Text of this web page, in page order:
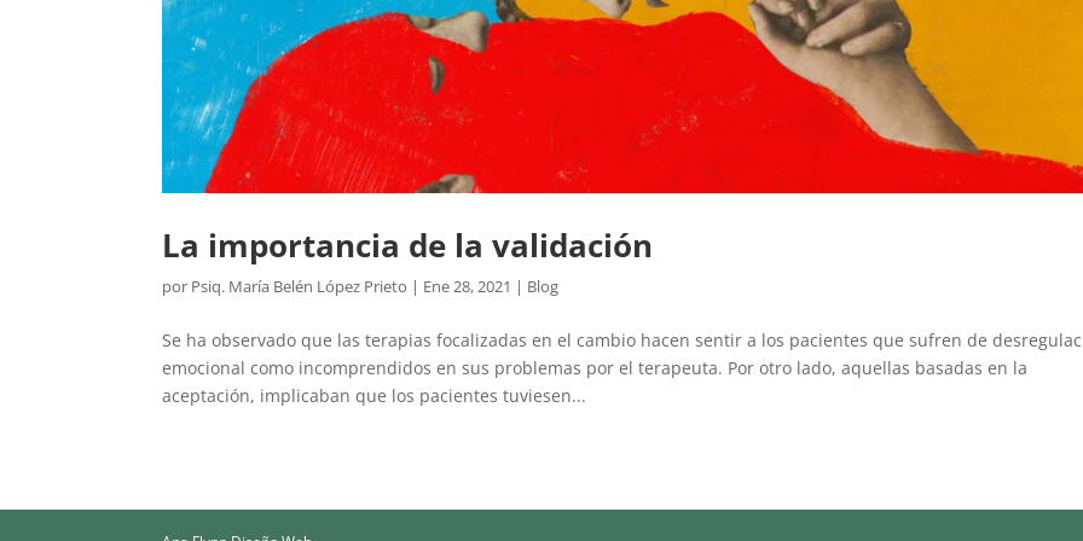
La importancia de la validación
por Psiq. María Belén López Prieto | Ene 28, 2021 | Blog
Se ha observado que las terapias focalizadas en el cambio hacen sentir a los pacientes que sufren de
emocional como incomprendidos en sus problemas por el terapeuta. Por otro lado, aquellas basadas en la
aceptación, implicaban que los pacientes tuviesen...